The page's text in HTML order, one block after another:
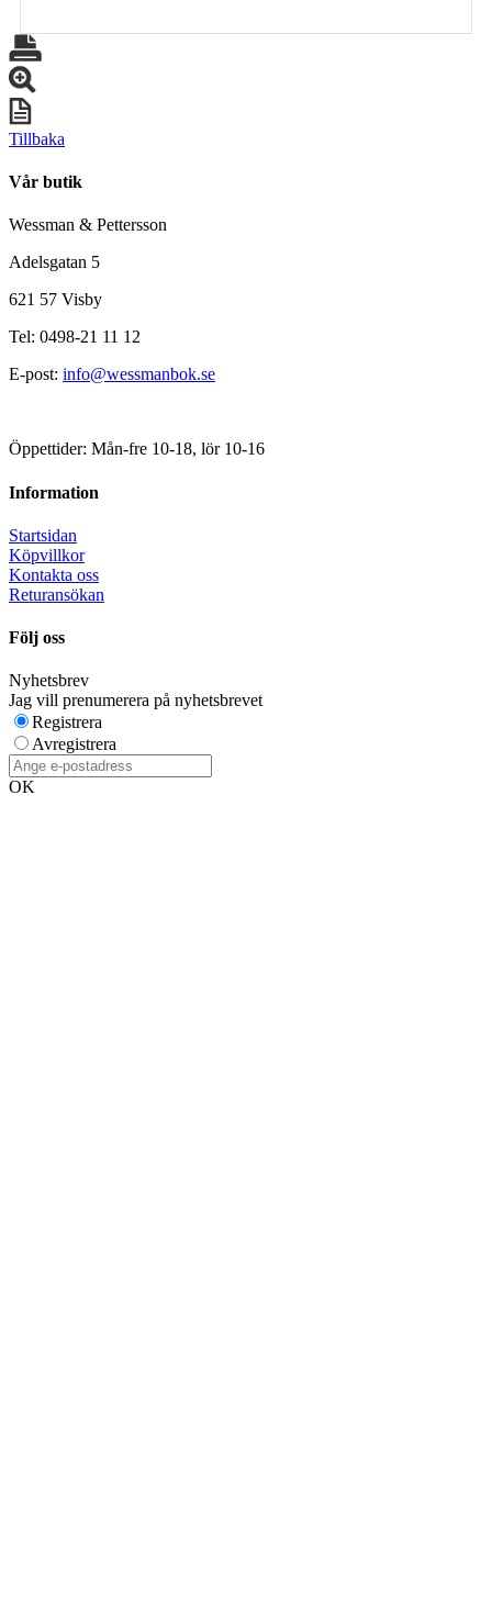
Tillbaka
Vår butik
Wessman & Pettersson
Adelsgatan 5
621 57 Visby
Tel: 0498-21 11 12
E-post: info@wessmanbok.se
Öppettider: Mån-fre 10-18, lör 10-16
Information
Startsidan
Köpvillkor
Kontakta oss
Returansökan
Följ oss
Nyhetsbrev
Jag vill prenumerera på nyhetsbrevet
Registrera
Avregistrera
OK